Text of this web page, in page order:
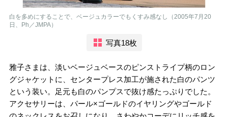
白を多めにすることで、ベージュカラーでもくすみ感なし（2005年7月20
日、Ph／JMPA）
写真18枚
雅子さまは、淡いベージュベースのピンストライプ柄のロン
グジャケットに、センタープレス加工が施された白のパンツ
という装い。足元も白のパンプスで抜け感たっぷりでした。
アクセサリーは、パール×ゴールドのイヤリングやゴールド